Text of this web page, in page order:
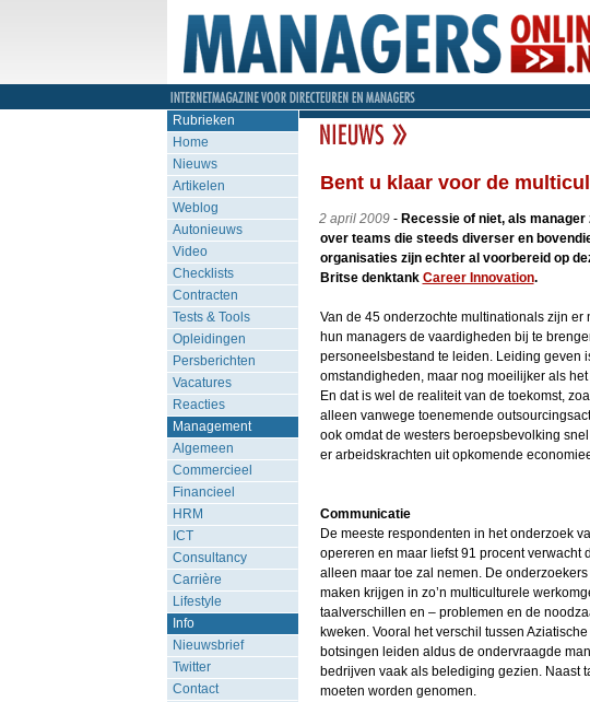
Rubrieken
Home
Nieuws
Artikelen
Weblog
Autonieuws
Video
Checklists
Contracten
Tests & Tools
Opleidingen
Persberichten
Vacatures
Reacties
Management
Algemeen
Commercieel
Financieel
HRM
ICT
Consultancy
Carrière
Lifestyle
Info
Nieuwsbrief
Twitter
Contact
Bent u klaar voor de
2 april 2009- Recessie of niet, als
over teams die steeds diverser en
organisaties zijn echter al voorbereid op
Britse denktank Career Innovation.
Van de 45 onderzochte multinationals zijn
hun managers de vaardigheden bij te
personeelsbestand te leiden. Leiding geven
omstandigheden, maar nog moeilijker als
En dat is wel de realiteit van de toekomst,
alleen vanwege toenemende
ook omdat de westers beroepsbevolking
er arbeidskrachten uit opkomende
Communicatie
De meeste respondenten in het onderzoek
opereren en maar liefst 91 procent
alleen maar toe zal nemen. De
maken krijgen in zo’n multiculturele
taalverschillen en – problemen en de
kweken. Vooral het verschil tussen
botsingen leiden aldus de ondervraagde
bedrijven vaak als belediging gezien. Naast
moeten worden genomen.